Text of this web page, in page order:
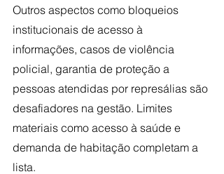
Outros aspectos como bloqueios
institucionais de acesso à
informações, casos de violência
policial, garantia de proteção a
pessoas atendidas por represálias são
desafiadores na gestão. Limites
materiais como acesso à saúde e
demanda de habitação completam a
lista.